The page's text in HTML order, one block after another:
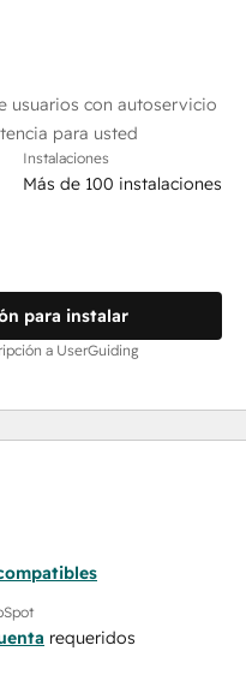
usuarios con autoservicio
para usted
Instalaciones
Más de 100 instalaciones
para instalar
a UserGuiding
requeridos